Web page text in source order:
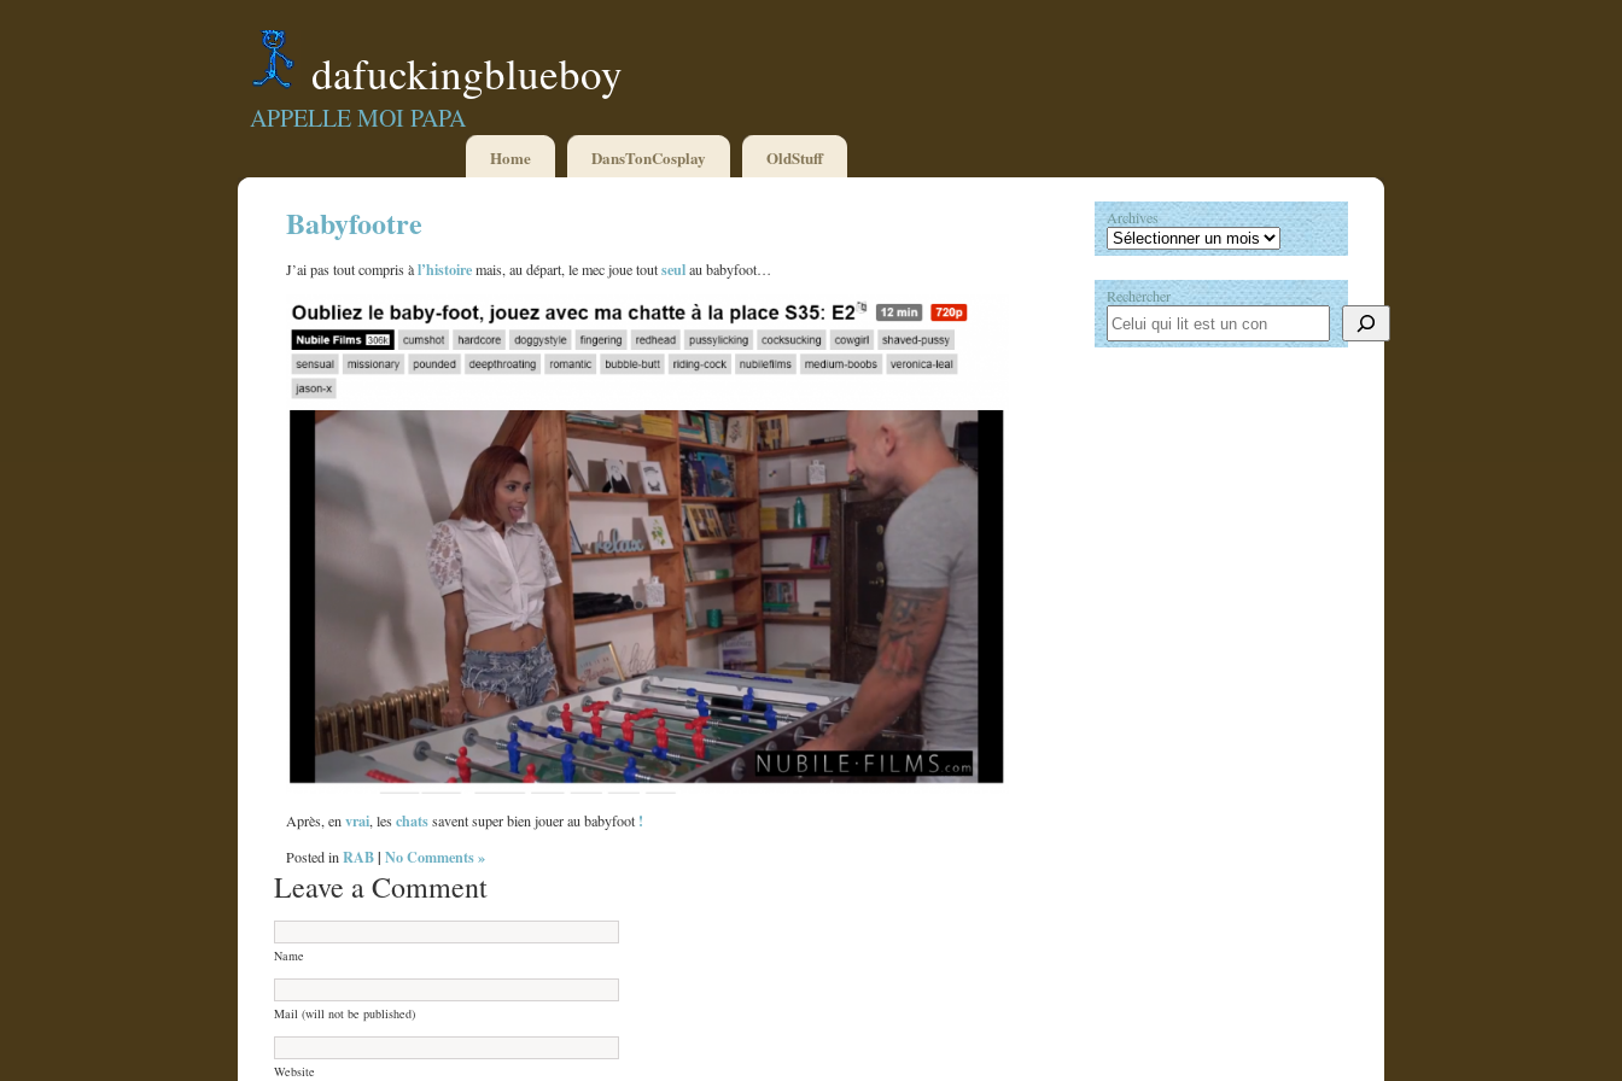
dafuckingblueboy
APPELLE MOI PAPA
Home DansTonCosplay OldStuff
Babyfootre
J’ai pas tout compris àl’histoiremais, au départ, le mec joue toutseulau babyfoot…
Après, envrai, leschatssavent super bien jouer au babyfoot !
Posted inRAB| No Comments »
Leave a Comment
Name
Mail (will not be published)
Website
Archives
Rechercher